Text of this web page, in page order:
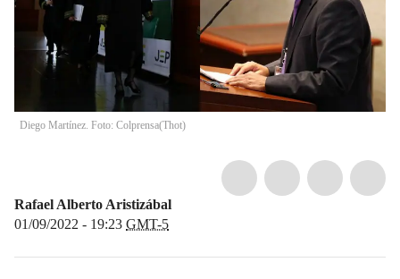
Diego Martínez. Foto: Colprensa(Thot)
Rafael Alberto Aristizábal
01/09/2022 - 19:23 GMT-5